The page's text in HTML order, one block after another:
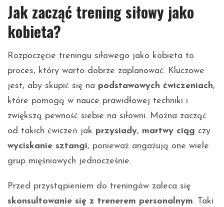
Jak zacząć trening siłowy jako
kobieta?
Rozpoczęcie treningu siłowego jako kobieta to
proces, który warto dobrze zaplanować. Kluczowe
jest, aby skupić się na podstawowych ćwiczeniach,
które pomogą w nauce prawidłowej techniki i
zwiększą pewność siebie na siłowni. Można zacząć
od takich ćwiczeń jak przysiady, martwy ciąg czy
wyciskanie sztangi, ponieważ angażują one wiele
grup mięśniowych jednocześnie.
Przed przystąpieniem do treningów zaleca się
skonsultowanie się z trenerem personalnym. Taki